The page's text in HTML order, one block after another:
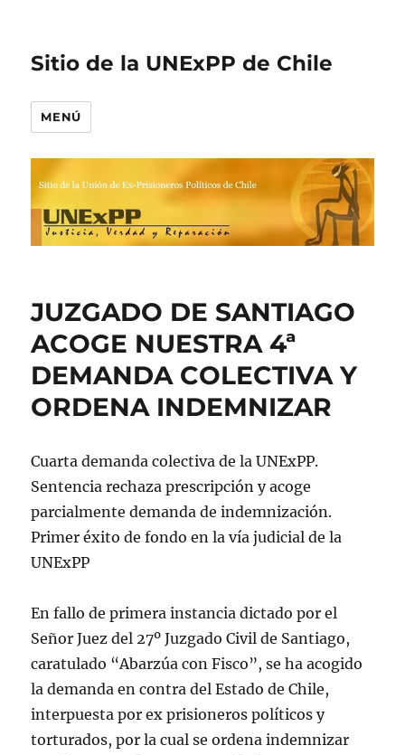
Sitio de la UNExPP de Chile
MENÚ
JUZGADO DE SANTIAGO
ACOGE NUESTRA 4ª
DEMANDA COLECTIVA Y
ORDENA INDEMNIZAR
Cuarta demanda colectiva de la UNExPP.
Sentencia rechaza prescripción y acoge
parcialmente demanda de indemnización.
Primer éxito de fondo en la vía judicial de la
UNExPP
En fallo de primera instancia dictado por el
Señor Juez del 27º Juzgado Civil de Santiago,
caratulado “Abarzúa con Fisco”, se ha acogido
la demanda en contra del Estado de Chile,
interpuesta por ex prisioneros políticos y
torturados, por la cual se ordena indemnizar